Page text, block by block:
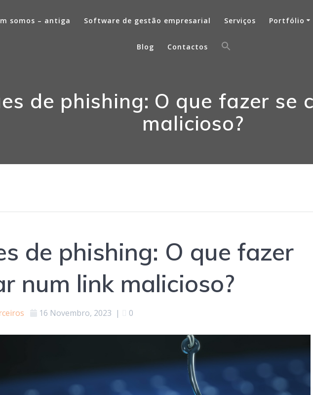
somos – antiga Software de gestão empresarial Serviços Portfólio
Blog Contactos
de phishing: O que fazer se
malicioso?
de phishing: O que fazer
num link malicioso?
16 Novembro, 2023 | 0